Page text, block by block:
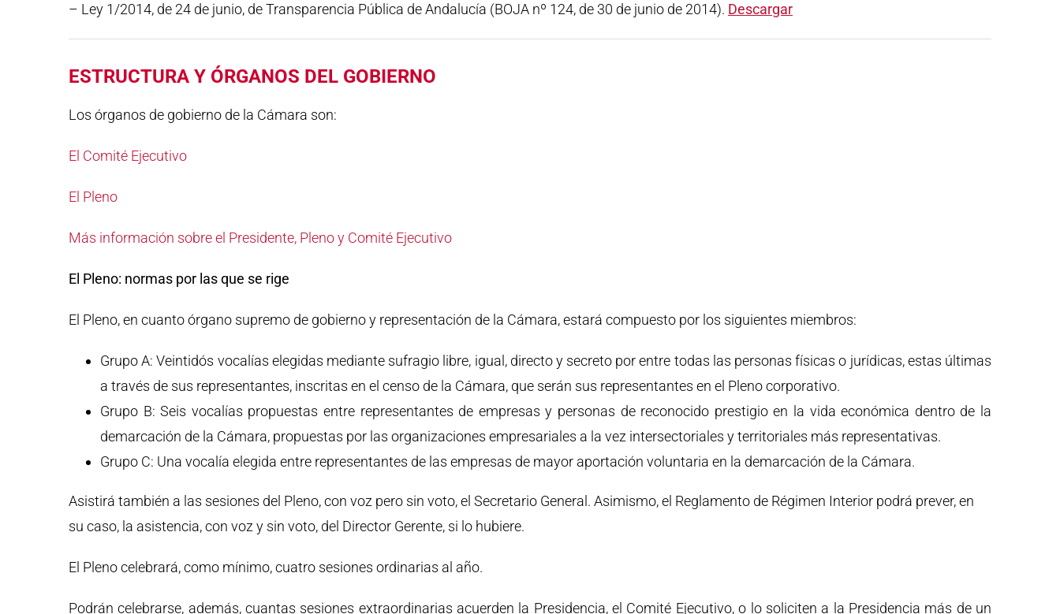
– Ley 1/2014, de 24 de junio, de Transparencia Pública de Andalucía (BOJA nº 124, de 30 de junio de 2014). Descargar
ESTRUCTURA Y ÓRGANOS DEL GOBIERNO
Los órganos de gobierno de la Cámara son:
El Comité Ejecutivo
El Pleno
Más información sobre el Presidente, Pleno y Comité Ejecutivo
El Pleno: normas por las que se rige
El Pleno, en cuanto órgano supremo de gobierno y representación de la Cámara, estará compuesto por los siguientes miembros:
Grupo A: Veintidós vocalías elegidas mediante sufragio libre, igual, directo y secreto por entre todas las personas físicas o jurídicas, estas últimas
a través de sus representantes, inscritas en el censo de la Cámara, que serán sus representantes en el Pleno corporativo.
Grupo B: Seis vocalías propuestas entre representantes de empresas y personas de reconocido prestigio en la vida económica dentro de la
demarcación de la Cámara, propuestas por las organizaciones empresariales a la vez intersectoriales y territoriales más representativas.
Grupo C: Una vocalía elegida entre representantes de las empresas de mayor aportación voluntaria en la demarcación de la Cámara.
Asistirá también a las sesiones del Pleno, con voz pero sin voto, el Secretario General. Asimismo, el Reglamento de Régimen Interior podrá prever, en
su caso, la asistencia, con voz y sin voto, del Director Gerente, si lo hubiere.
El Pleno celebrará, como mínimo, cuatro sesiones ordinarias al año.
Podrán celebrarse, además, cuantas sesiones extraordinarias acuerden la Presidencia, el Comité Ejecutivo, o lo soliciten a la Presidencia más de un